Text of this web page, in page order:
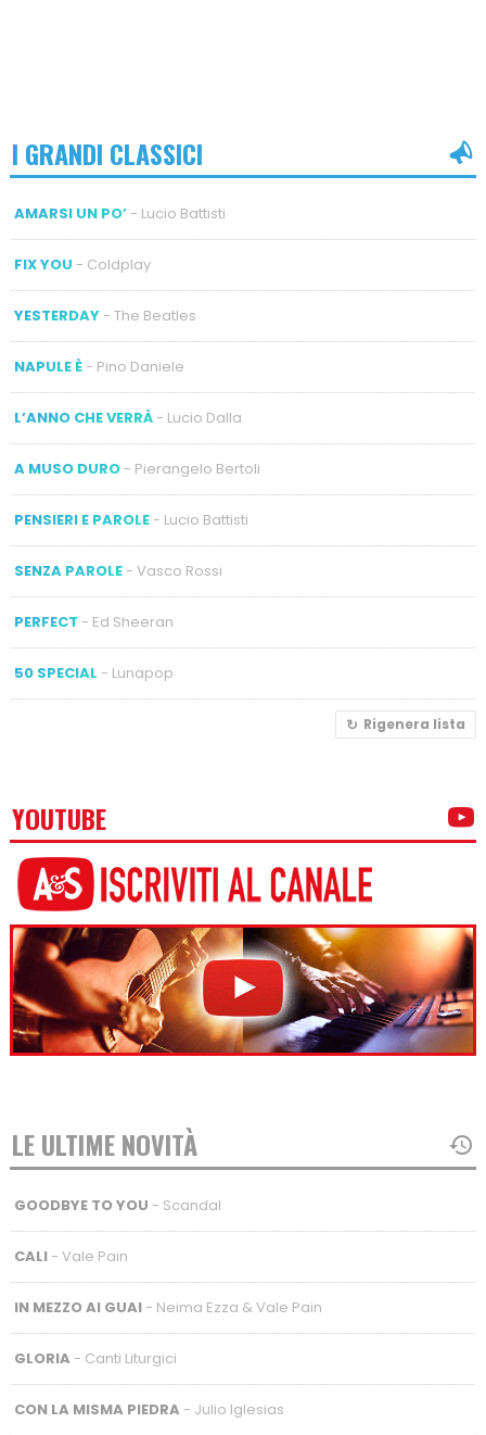
I GRANDI CLASSICI
AMARSI UN PO’- Lucio Battisti
FIX YOU - Coldplay
YESTERDAY- The Beatles
NAPULE È- Pino Daniele
L’ANNO CHE VERRÀ- Lucio Dalla
A MUSO DURO- Pierangelo Bertoli
PENSIERI E PAROLE- Lucio Battisti
SENZA PAROLE- Vasco Rossi
PERFECT - Ed Sheeran
50 SPECIAL - Lunapop
Rigenera lista
YOUTUBE
LE ULTIME NOVITÀ
GOODBYE TO YOU - Scandal
CALI- Vale Pain
IN MEZZO AI GUAI- Neima Ezza & Vale Pain
GLORIA - Canti Liturgici
CON LA MISMA PIEDRA - Julio Iglesias